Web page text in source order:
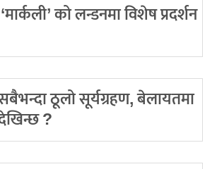
को लन्डनमा विशेष प्रदर्शन
ठूलो सूर्यग्रहण, बेलायतमा
?